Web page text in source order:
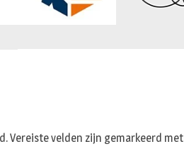
Vereiste velden zijn gemarkeerd met